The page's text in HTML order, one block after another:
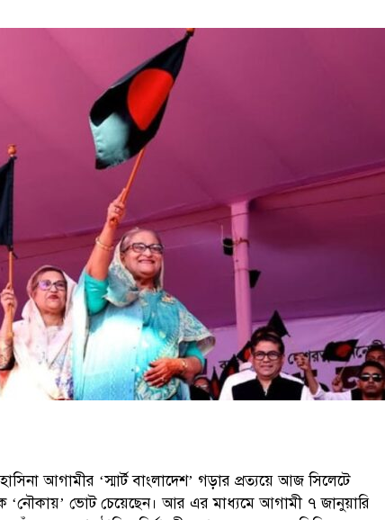
আগামীর ‘স্মার্ট বাংলাদেশ’ গড়ার প্রত্যয়ে আজ সিলেটে
‘নৌকায়’ ভোট চেয়েছেন। আর এর মাধ্যমে আগামী ৭ জানুয়ারি